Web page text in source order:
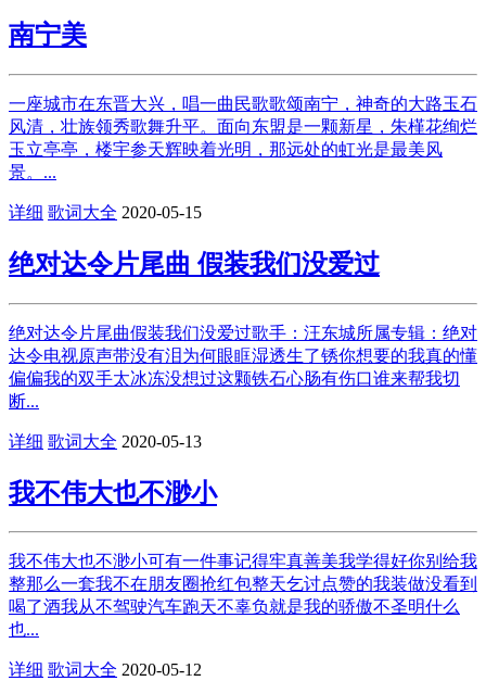
南宁美
一座城市在东晋大兴，唱一曲民歌歌颂南宁，神奇的大路玉石
风清，壮族领秀歌舞升平。面向东盟是一颗新星，朱槿花绚烂
玉立亭亭，楼宇参天辉映着光明，那远处的虹光是最美风
景。...
详细 歌词大全 2020-05-15
绝对达令片尾曲 假装我们没爱过
绝对达令片尾曲假装我们没爱过歌手：汪东城所属专辑：绝对
达令电视原声带没有泪为何眼眶湿透生了锈你想要的我真的懂
偏偏我的双手太冰冻没想过这颗铁石心肠有伤口谁来帮我切
断...
详细 歌词大全 2020-05-13
我不伟大也不渺小
我不伟大也不渺小可有一件事记得牢真善美我学得好你别给我
整那么一套我不在朋友圈抢红包整天乞讨点赞的我装做没看到
喝了酒我从不驾驶汽车跑天不辜负就是我的骄傲不圣明什么
也...
详细 歌词大全 2020-05-12